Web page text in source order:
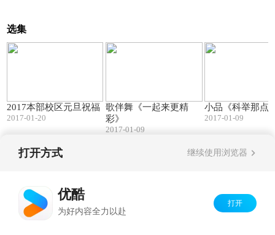
选集
2017本部校区元旦祝福
2017-01-20
歌伴舞《一起来更精
彩》
2017-01-09
小品《科举那点
2017-01-09
打开方式 继续使用浏览器
优酷
为好内容全力以赴
打开